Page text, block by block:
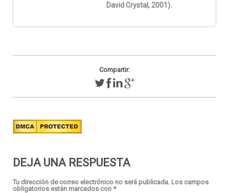
David Crystal, 2001).
Compartir:
DEJA UNA RESPUESTA
Tu dirección de correo electrónico no será publicada. Los campos
obligatorios están marcados con *